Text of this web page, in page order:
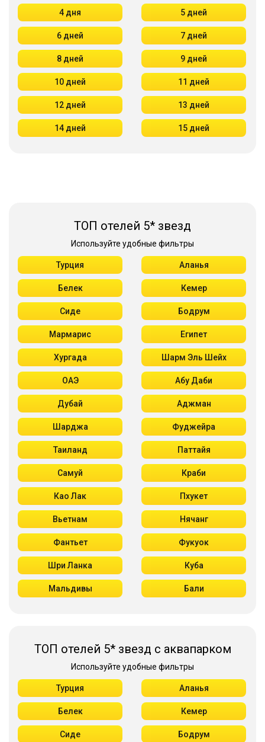
4 дня 5 дней
6 дней 7 дней
8 дней 9 дней
10 дней 11 дней
12 дней 13 дней
14 дней 15 дней
ТОП отелей 5* звезд
Используйте удобные фильтры
Турция Аланья
Белек Кемер
Сиде Бодрум
Мармарис Египет
Хургада Шарм Эль Шейх
ОАЭ Абу Даби
Дубай Аджман
Шарджа Фуджейра
Таиланд Паттайя
Самуй Краби
Као Лак Пхукет
Вьетнам Нячанг
Фантьет Фукуок
Шри Ланка Куба
Мальдивы Бали
ТОП отелей 5* звезд с аквапарком
Используйте удобные фильтры
Турция Аланья
Белек Кемер
Сиде Бодрум